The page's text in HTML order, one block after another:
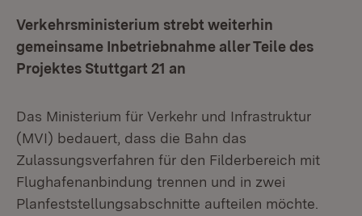
Verkehrsministerium strebt weiterhin
gemeinsame Inbetriebnahme aller Teile des
Projektes Stuttgart 21 an
Das Ministerium für Verkehr und Infrastruktur
(MVI) bedauert, dass die Bahn das
Zulassungsverfahren für den Filderbereich mit
Flughafenanbindung trennen und in zwei
Planfeststellungsabschnitte aufteilen möchte.